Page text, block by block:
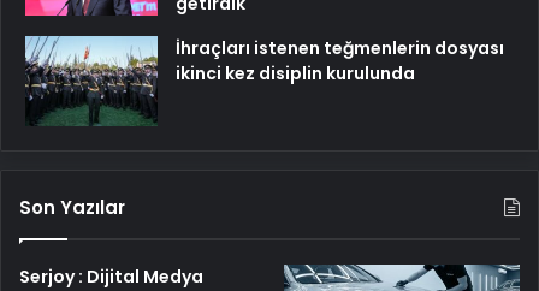
İhraçları istenen teğmenlerin dosyası
ikinci kez disiplin kurulunda
Son Yazılar
Serjoy : Dijital Medya